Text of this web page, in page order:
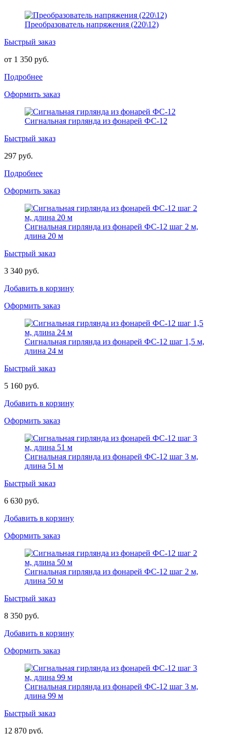
Преобразователь напряжения (220\12)
Быстрый заказ
от 1 350 руб.
Подробнее
Оформить заказ
Сигнальная гирлянда из фонарей ФС-12
Быстрый заказ
297 руб.
Подробнее
Оформить заказ
Сигнальная гирлянда из фонарей ФС-12 шаг 2 м,
длина 20 м
Быстрый заказ
3 340 руб.
Добавить в корзину
Оформить заказ
Сигнальная гирлянда из фонарей ФС-12 шаг 1,5 м,
длина 24 м
Быстрый заказ
5 160 руб.
Добавить в корзину
Оформить заказ
Сигнальная гирлянда из фонарей ФС-12 шаг 3 м,
длина 51 м
Быстрый заказ
6 630 руб.
Добавить в корзину
Оформить заказ
Сигнальная гирлянда из фонарей ФС-12 шаг 2 м,
длина 50 м
Быстрый заказ
8 350 руб.
Добавить в корзину
Оформить заказ
Сигнальная гирлянда из фонарей ФС-12 шаг 3 м,
длина 99 м
Быстрый заказ
12 870 руб.